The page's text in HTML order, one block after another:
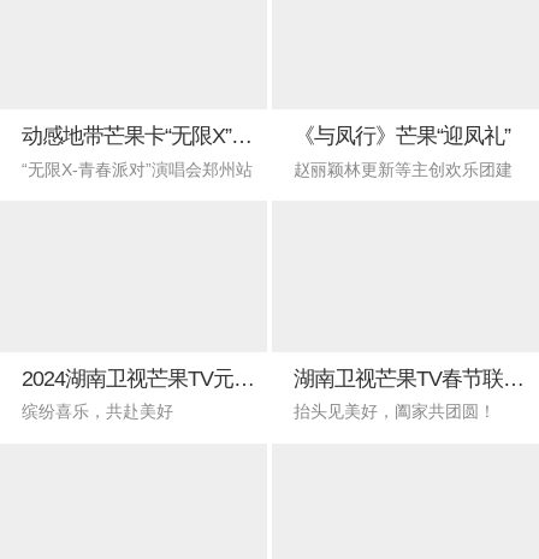
动感地带芒果卡“无限X”演唱会
“无限X-青春派对”演唱会郑州站
《与凤行》芒果“迎凤礼”
赵丽颖林更新等主创欢乐团建
2024湖南卫视芒果TV元宵喜乐会
缤纷喜乐，共赴美好
湖南卫视芒果TV春节联欢晚会
抬头见美好，阖家共团圆！